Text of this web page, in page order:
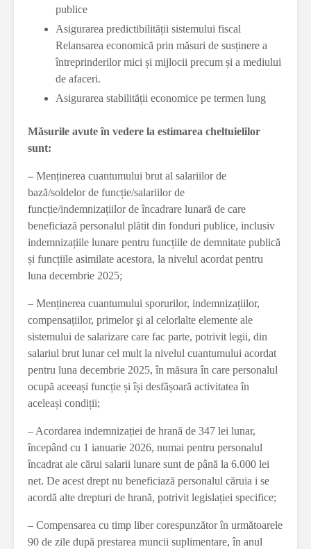
publice
Asigurarea predictibilității sistemului fiscal
Relansarea economică prin măsuri de susținere a
întreprinderilor mici și mijlocii precum și a mediului
de afaceri.
Asigurarea stabilității economice pe termen lung
Măsurile avute în vedere la estimarea cheltuielilor
sunt:
– Menținerea cuantumului brut al salariilor de
bază/soldelor de funcție/salariilor de
funcție/indemnizațiilor de încadrare lunară de care
beneficiază personalul plătit din fonduri publice, inclusiv
indemnizațiile lunare pentru funcțiile de demnitate publică
și funcțiile asimilate acestora, la nivelul acordat pentru
luna decembrie 2025;
– Menținerea cuantumului sporurilor, indemnizațiilor,
compensațiilor, primelor şi al celorlalte elemente ale
sistemului de salarizare care fac parte, potrivit legii, din
salariul brut lunar cel mult la nivelul cuantumului acordat
pentru luna decembrie 2025, în măsura în care personalul
ocupă aceeași funcție și își desfășoară activitatea în
aceleași condiții;
– Acordarea indemnizației de hrană de 347 lei lunar,
începând cu 1 ianuarie 2026, numai pentru personalul
încadrat ale cărui salarii lunare sunt de până la 6.000 lei
net. De acest drept nu beneficiază personalul căruia i se
acordă alte drepturi de hrană, potrivit legislației specifice;
– Compensarea cu timp liber corespunzător în următoarele
90 de zile după prestarea muncii suplimentare, în anul